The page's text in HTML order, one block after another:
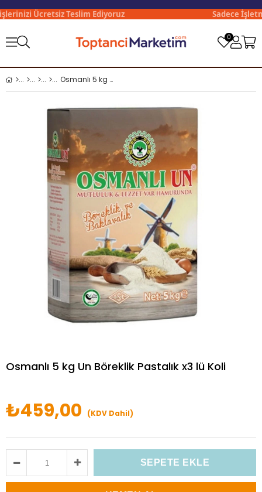
Ücretsiz Teslim Ediyoruz Sadece
0
Osmanlı 5 kg Un Böreklik Pastalık x3 lü Koli
Osmanlı 5 kg Un Böreklik Pastalık x3 lü Koli
₺459,00 (KDV Dahil)